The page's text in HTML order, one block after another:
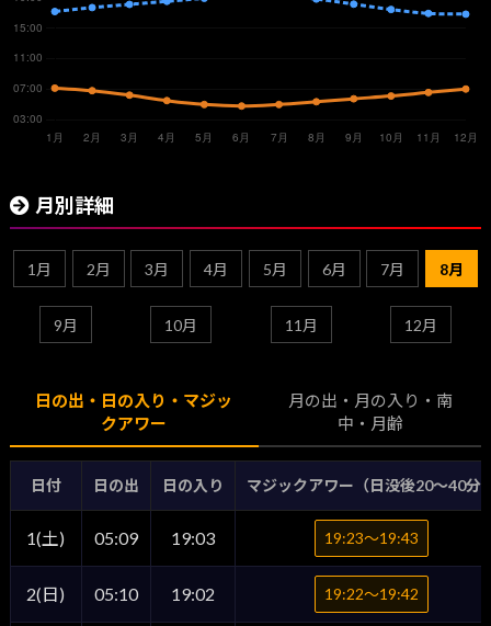
月別詳細
1月 2月 3月 4月 5月 6月 7月 8月
9月 10月 11月 12月
日の出・日の入り・マジッ
クアワー
月の出・月の入り・南
中・月齢
日付 日の出 日の入り マジックアワー（日没後20〜40分
1(土) 05:09 19:03 19:23〜19:43
2(日) 05:10 19:02 19:22〜19:42